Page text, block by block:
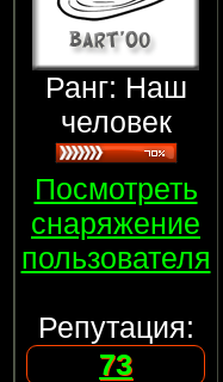
Ранг: Наш
человек
Посмотреть
снаряжение
пользователя
Репутация:
73